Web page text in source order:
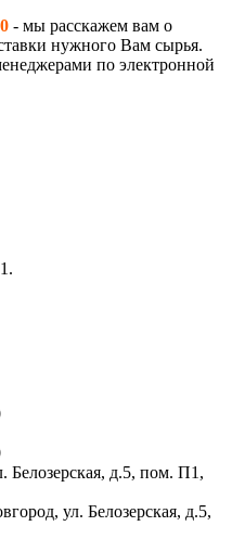
- мы расскажем вам о
нужного Вам сырья.
по электронной
Белозерская, д.5, пом. П1,
ул. Белозерская, д.5,